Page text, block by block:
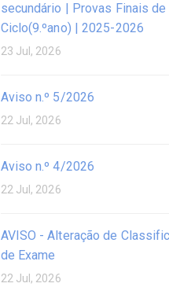
secundário | Provas Finais de
Ciclo(9.ºano) | 2025-2026
23 Jul, 2026
Aviso n.º 5/2026
22 Jul, 2026
Aviso n.º 4/2026
22 Jul, 2026
AVISO - Alteração de
de Exame
22 Jul, 2026